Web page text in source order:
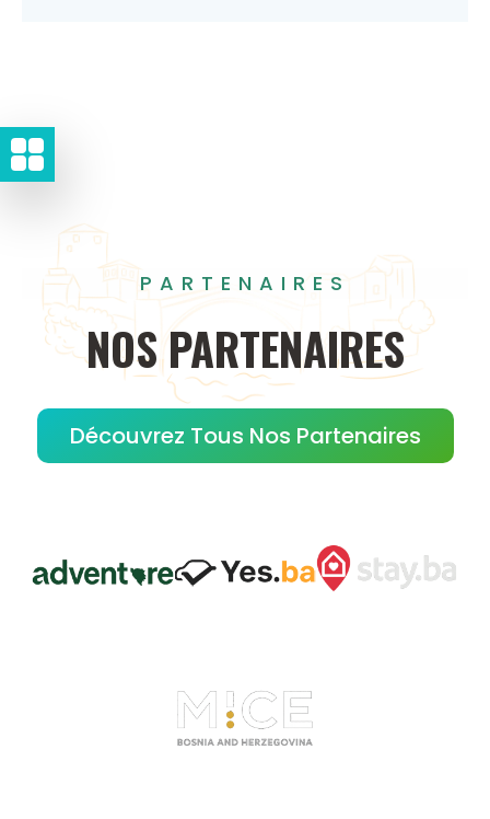
PARTENAIRES
NOS PARTENAIRES
Découvrez Tous Nos Partenaires